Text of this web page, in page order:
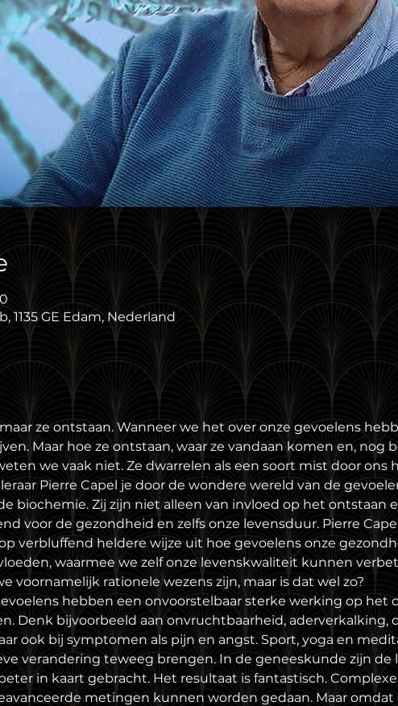
1135 GE Edam, Nederland
ze ontstaan. Wanneer we het over onze gevoelens
Maar hoe ze ontstaan, waar ze vandaan komen en, nog
we vaak niet. Ze dwarrelen als een soort mist door ons
Pierre Capel je door de wondere wereld van de
biochemie. Zij zijn niet alleen van invloed op het ontstaan
voor de gezondheid en zelfs onze levensduur. Pierre
verbluffend heldere wijze uit hoe gevoelens onze
waarmee we zelf onze levenskwaliteit kunnen
voornamelijk rationele wezens zijn, maar is dat wel zo?
hebben een onvoorstelbaar sterke werking op het
Denk bijvoorbeeld aan onvruchtbaarheid, aderverkalking,
ook bij symptomen als pijn en angst. Sport, yoga en
verandering teweeg brengen. In de geneeskunde zijn de
in kaart gebracht. Het resultaat is fantastisch.
metingen kunnen worden gedaan. Maar omdat